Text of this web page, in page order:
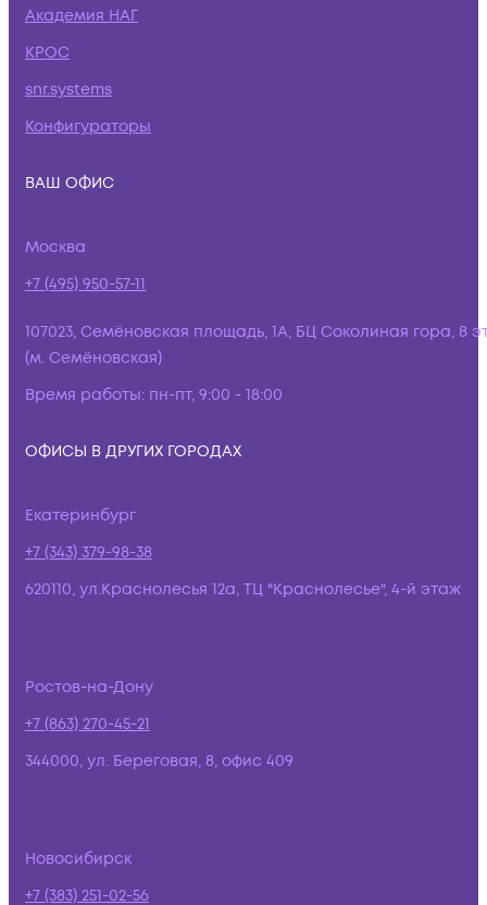
Академия НАГ
КРОС
snr.systems
Конфигураторы
ВАШ ОФИС
Москва
+7 (495) 950-57-11
107023, Семёновская площадь, 1А, БЦ Соколиная гора, 8
(м. Семёновская)
Время работы: пн-пт, 9:00 - 18:00
ОФИСЫ В ДРУГИХ ГОРОДАХ
Екатеринбург
+7 (343) 379-98-38
620110, ул.Краснолесья 12а, ТЦ "Краснолесье", 4-й этаж
Ростов-на-Дону
+7 (863) 270-45-21
344000, ул. Береговая, 8, офис 409
Новосибирск
+7 (383) 251-02-56